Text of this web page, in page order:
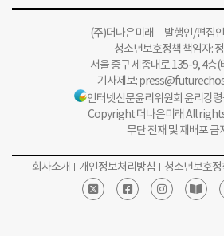
(주)더나은미래 발행인/편집
청소년보호정책 책임자:
서울 중구 세종대로 135-9, 4층
기사제보:
인터넷신문윤리위원회 윤리강
Copyright 더나은미래 All
무단 전재 및 재배포 금
회사소개 개인정보처리방침 청소년보호정